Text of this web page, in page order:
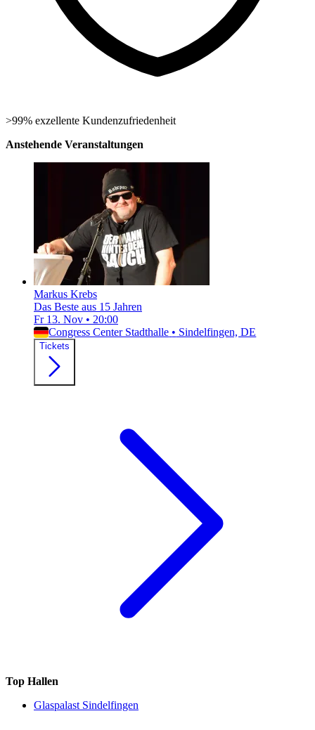
>99% exzellente Kundenzufriedenheit
Anstehende Veranstaltungen
Markus Krebs
Das Beste aus 15 Jahren
Fr 13. Nov • 20:00
Congress Center Stadthalle • Sindelfingen, DE
Tickets
Top Hallen
Glaspalast Sindelfingen